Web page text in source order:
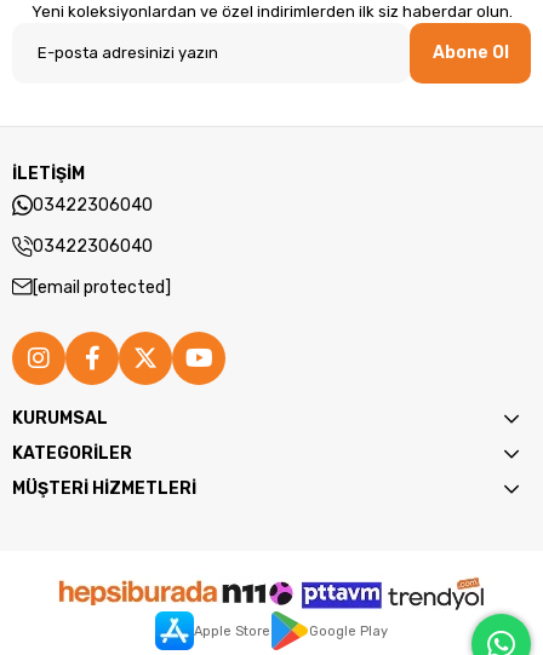
Yeni koleksiyonlardan ve özel indirimlerden ilk siz haberdar olun.
Abone Ol
İLETİŞİM
03422306040
03422306040
[email protected]
KURUMSAL
KATEGORİLER
MÜŞTERİ HİZMETLERİ
Apple Store Google Play